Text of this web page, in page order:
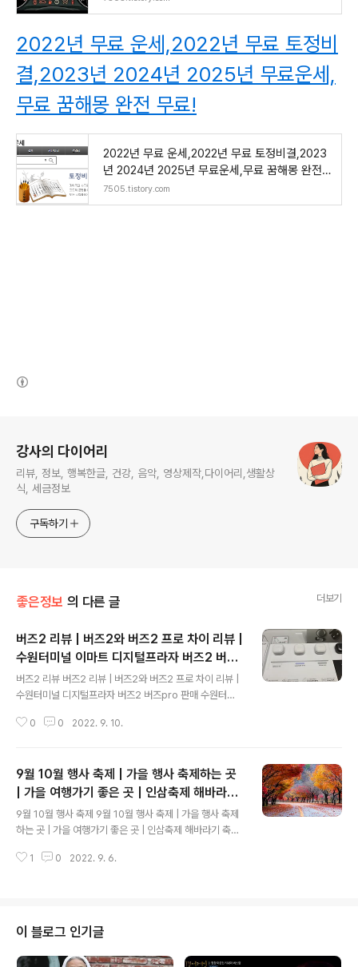
2022년 무료 운세,2022년 무료 토정비
결,2023년 2024년 2025년 무료운세,
무료 꿈해몽 완전 무료!
2022년 무료 운세,2022년 무료 토정비결,2023
년 2024년 2025년 무료운세,무료 꿈해몽 완전
무료!
7505.tistory.com
강사의 다이어리
리뷰, 정보, 행복한글, 건강, 음악, 영상제작,다이어리,생활상
식, 세금정보
구독하기
좋은정보 의 다른 글 더보기
버즈2 리뷰 | 버즈2와 버즈2 프로 차이 리뷰 |
수원터미널 이마트 디지털프라자 버즈2 버즈
pro 판매
버즈2 리뷰 버즈2 리뷰 | 버즈2와 버즈2 프로 차이 리뷰 |
수원터미널 디지털프라자 버즈2 버즈pro 판매 수원터미
다. 평소 관심이 있는 버즈2 버즈pro를 보기도 하고 가전
갤럭시 버즈도 구버전 신버전 모두 모여 있어서 다양하게
볼 수 있었습니다. [버즈2 리뷰] 삼성전자 갤럭시 버즈2 화
이트 보라 퍼플 그라파이트 올리브 4가지 색상으로 구성되
어있습니다. 그중에서 저는 라벤더 색상이 예뻤습니다. 갤
럭시 버즈2의 박스 뒷면의 위쪽을 보시면 갤럭시 버즈2의
대표적인 기능 4가지를 눈에 들어오기 쉽게 그림과 함께
0 0 2022. 9. 10.
9월 10월 행사 축제 | 가을 행사 축제하는 곳
| 가을 여행가기 좋은 곳 | 인삼축제 해바라기
축제 가을꽃축제 수국축제 달빛야시장 축제
오미자 축제
9월 10월 행사 축제 9월 10월 행사 축제 | 가을 행사 축제
하는 곳 | 가을 여행가기 좋은 곳 | 인삼축제 해바라기 축제
몰고간 곳은 피해가 심하겠지만 그래도 가을이면 여행가기
축제 등 이런 곳만 돌아다녀도 볼 것 먹을 것이 많을 것 같
아요. 여행 장소를 찾는 분에게 도움이 되셨으면 합니다. 제
22회 영광불갑산상사화축제2022.09.16~2022.09.25
1 0 2022. 9. 6.
이 블로그 인기글